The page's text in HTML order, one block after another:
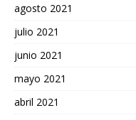
agosto 2021
julio 2021
junio 2021
mayo 2021
abril 2021